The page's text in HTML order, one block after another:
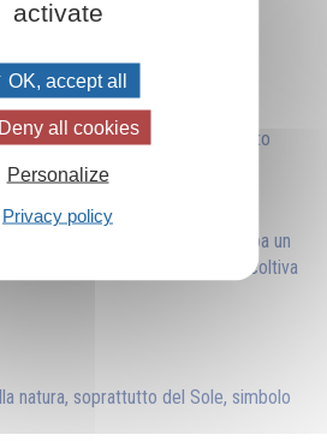
il successo.
impegnarsi fraintende il significato
quando l'essere umano sviluppa un
divino. Questo rapporto si coltiva
natura, soprattutto del Sole, simbolo
activate
OK, accept all
Deny all cookies
Personalize
Privacy policy